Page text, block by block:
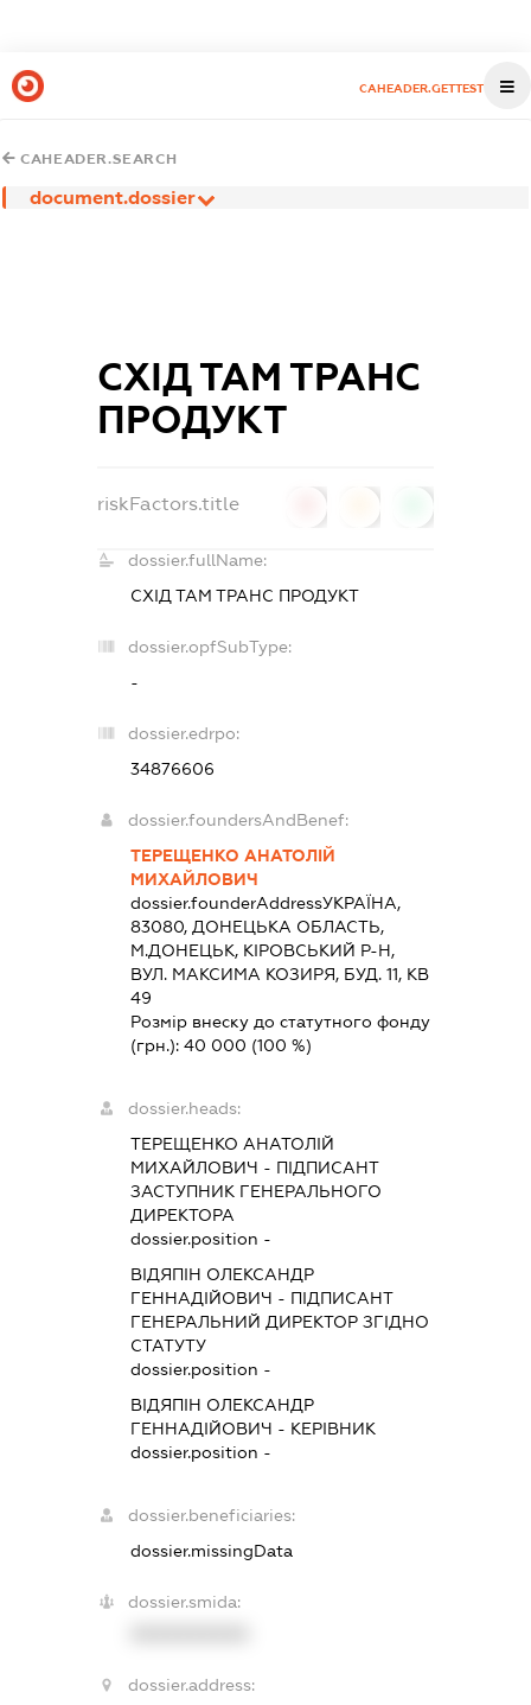
CAHEADER.GETTEST
CAHEADER.SEARCH
document.dossier
СХІД ТАМ ТРАНС
ПРОДУКТ
riskFactors.title
dossier.fullName:
СХІД ТАМ ТРАНС ПРОДУКТ
dossier.opfSubType:
-
dossier.edrpo:
34876606
dossier.foundersAndBenef:
ТЕРЕЩЕНКО АНАТОЛІЙ
МИХАЙЛОВИЧ
dossier.founderAddressУКРАЇНА,
83080, ДОНЕЦЬКА ОБЛАСТЬ,
М.ДОНЕЦЬК, КІРОВСЬКИЙ Р-Н,
ВУЛ. МАКСИМА КОЗИРЯ, БУД. 11, КВ
49
Розмір внеску до статутного фонду
(грн.):40 000 (100 %)
dossier.heads:
ТЕРЕЩЕНКО АНАТОЛІЙ
МИХАЙЛОВИЧ - ПІДПИСАНТ
ЗАСТУПНИК ГЕНЕРАЛЬНОГО
ДИРЕКТОРА
dossier.position -
ВІДЯПІН ОЛЕКСАНДР
ГЕННАДІЙОВИЧ - ПІДПИСАНТ
ГЕНЕРАЛЬНИЙ ДИРЕКТОР ЗГІДНО
СТАТУТУ
dossier.position -
ВІДЯПІН ОЛЕКСАНДР
ГЕННАДІЙОВИЧ - КЕРІВНИК
dossier.position -
dossier.beneficiaries:
dossier.missingData
dossier.smida:
dossier.address: